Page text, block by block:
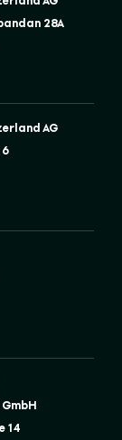
28A
AG
14